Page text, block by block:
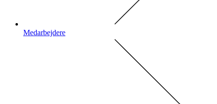
Medarbejdere